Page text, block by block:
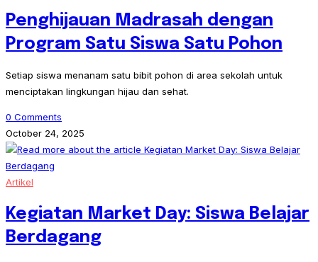
Penghijauan Madrasah dengan
Program Satu Siswa Satu Pohon
Setiap siswa menanam satu bibit pohon di area sekolah untuk
menciptakan lingkungan hijau dan sehat.
0 Comments
October 24, 2025
Artikel
Kegiatan Market Day: Siswa Belajar
Berdagang